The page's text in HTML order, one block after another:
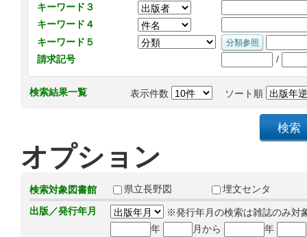
キーワード３
キーワード４
キーワード５
請求記号
/
検索結果一覧 表示件数 ソート順
オプション
検索対象図書館 県立長野図
埋文センタ
出版／発行年月
※発行年月の検索は雑誌のみ対
年
月から 年